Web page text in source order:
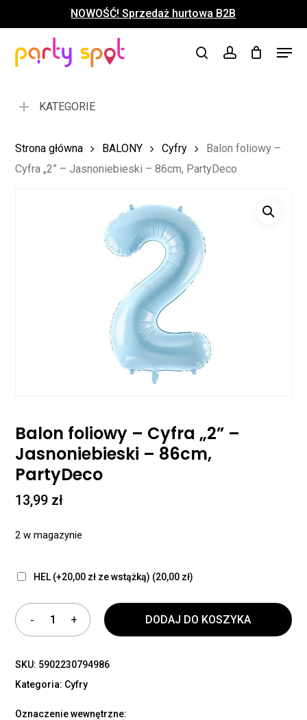
to
content
NOWOŚĆ! Sprzedaż hurtowa B2B
searchaccount
Menu
Koszyk Close
KATEGORIE
Strona główna BALONY Cyfry
Balon foliowy –
Cyfra „2” – Jasnoniebieski – 86cm, PartyDeco
Balon foliowy – Cyfra „2” –
Jasnoniebieski – 86cm,
PartyDeco
13,99 zł
2 w magazynie
HEL (+20,00 zł ze wstążką) (20,00 zł)
DODAJ DO KOSZYKA
SKU: 5902230794986
Kategoria: Cyfry
Oznaczenie wewnętrzne:
Menu